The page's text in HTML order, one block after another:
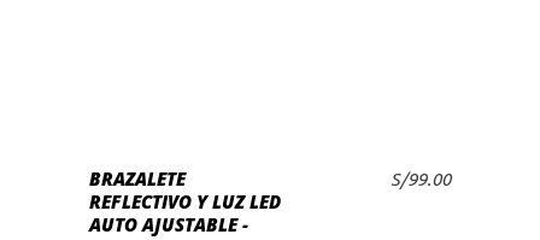
OPCIONES
se
BRAZALETE
REFLECTIVO Y LUZ LED
AUTO AJUSTABLE -
S/99.00